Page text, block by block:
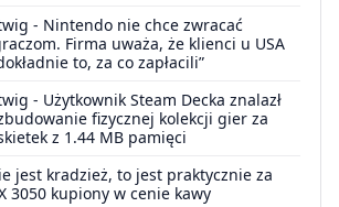
- Nintendo nie chce zwracać
Firma uważa, że klienci u USA
to, za co zapłacili”
- Użytkownik Steam Decka znalazł
fizycznej kolekcji gier za
z 1.44 MB pamięci
jest kradzież, to jest praktycznie za
3050 kupiony w cenie kawy